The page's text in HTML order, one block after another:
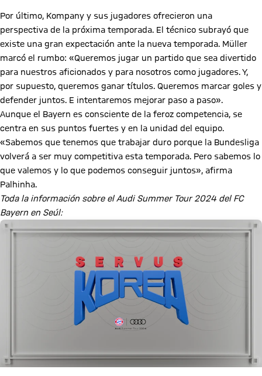
Por último, Kompany y sus jugadores ofrecieron una
perspectiva de la próxima temporada. El técnico subrayó que
existe una gran expectación ante la nueva temporada. Müller
marcó el rumbo: «Queremos jugar un partido que sea divertido
para nuestros aficionados y para nosotros como jugadores. Y,
por supuesto, queremos ganar títulos. Queremos marcar goles y
defender juntos. E intentaremos mejorar paso a paso».
Aunque el Bayern es consciente de la feroz competencia, se
centra en sus puntos fuertes y en la unidad del equipo.
«Sabemos que tenemos que trabajar duro porque la Bundesliga
volverá a ser muy competitiva esta temporada. Pero sabemos lo
que valemos y lo que podemos conseguir juntos», afirma
Palhinha.
Toda la información sobre el Audi Summer Tour 2024 del FC
Bayern en Seúl: